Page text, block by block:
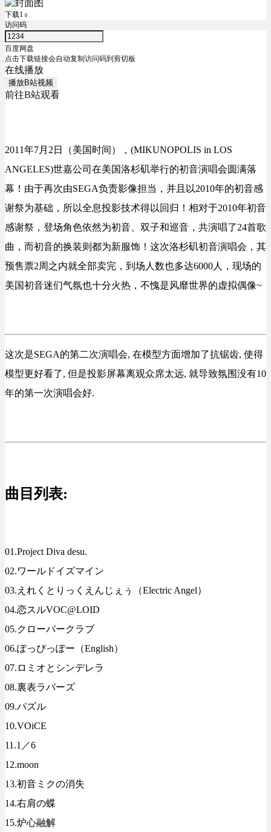
下载1 0
访问码
百度网盘
点击下载链接会自动复制访问码到剪切板
在线播放
播放B站视频
前往B站观看
2011年7月2日（美国时间），(MIKUNOPOLIS in LOS
ANGELES)世嘉公司在美国洛杉矶举行的初音演唱会圆满落
幕！由于再次由SEGA负责影像担当，并且以2010年的初音感
谢祭为基础，所以全息投影技术得以回归！相对于2010年初音
感谢祭，登场角色依然为初音、双子和巡音，共演唱了24首歌
曲，而初音的换装则都为新服饰！这次洛杉矶初音演唱会，其
预售票2周之内就全部卖完，到场人数也多达6000人，现场的
美国初音迷们气氛也十分火热，不愧是风靡世界的虚拟偶像~
这次是SEGA的第二次演唱会, 在模型方面增加了抗锯齿, 使得
模型更好看了, 但是投影屏幕离观众席太远, 就导致氛围没有10
年的第一次演唱会好.
曲目列表:
01.Project Diva desu.
02.ワールドイズマイン
03.えれくとりっくえんじぇぅ（Electric Angel）
04.恋スルVOC@LOID
05.クローバークラブ
06.ぽっぴっぽー（English）
07.ロミオとシンデレラ
08.裏表ラバーズ
09.パズル
10.VOiCE
11.1／6
12.moon
13.初音ミクの消失
14.右肩の蝶
15.炉心融解